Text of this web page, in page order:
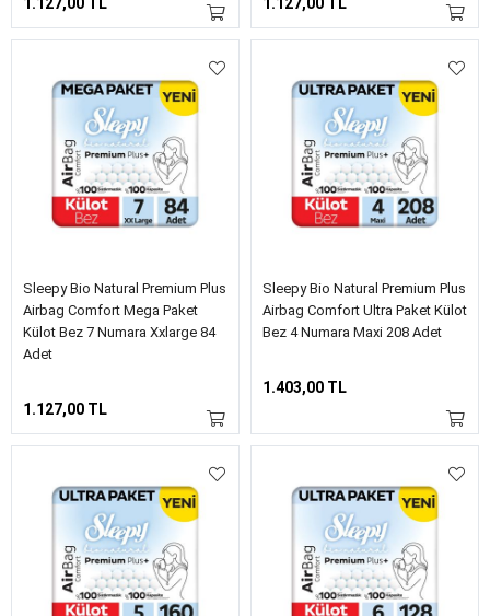
Sleepy Bio Natural Premium Plus
Airbag Comfort Mega Paket
Külot Bez 7 Numara Xxlarge 84
Adet
1.127,00 TL
Sleepy Bio Natural Premium Plus
Airbag Comfort Ultra Paket Külot
Bez 4 Numara Maxi 208 Adet
1.403,00 TL